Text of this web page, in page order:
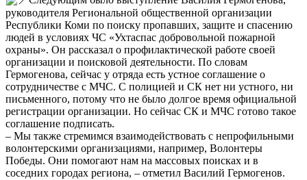
руководителя Региональной общественной организации
Республики Коми по поиску пропавших, защите и спасению
людей в условиях ЧС «Ухтаспас добровольной пожарной
охраны». Он рассказал о профилактической работе своей
организации и поисковой деятельности. По словам
Гермогенова, сейчас у отряда есть устное соглашение о
сотрудничестве с МЧС. С полицией и СК нет ни устного, ни
письменного, потому что не было долгое время официальной
регистрации организации. Но сейчас СК и МЧС готово такое
соглашение подписать.
– Мы также стремимся взаимодействовать с непрофильными
волонтерскими организациями, например, Волонтеры
Победы. Они помогают нам на массовых поисках и в
соседних городах региона, – отметил Василий Гермогенов.